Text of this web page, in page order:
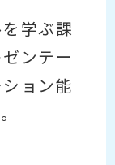
学ぶ課
ンテー
ョン能